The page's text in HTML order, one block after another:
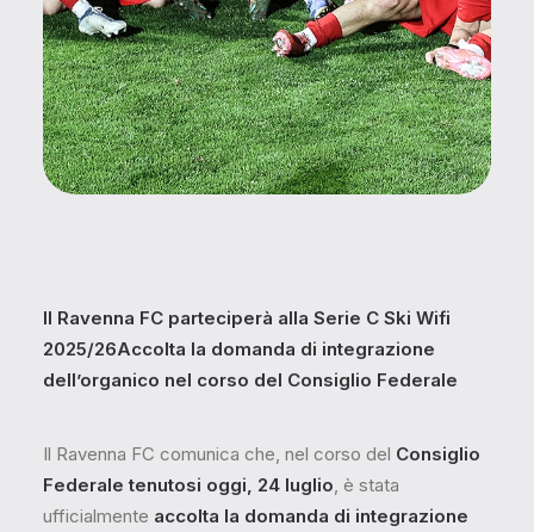
Il Ravenna FC parteciperà alla Serie C Ski Wifi
2025/26Accolta la domanda di integrazione
dell’organico nel corso del Consiglio Federale
Il Ravenna FC comunica che, nel corso del Consiglio
Federale tenutosi oggi, 24 luglio, è stata
ufficialmente accolta la domanda di integrazione